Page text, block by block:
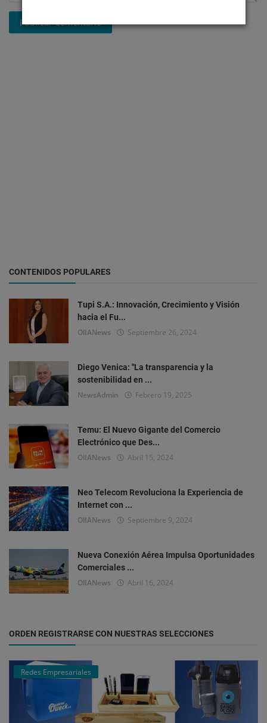
Publicar Comentario
CONTENIDOS POPULARES
Tupi S.A.: Innovación, Crecimiento y Visión
hacia el Fu...
OlIANews Septiembre 26, 2024
Diego Venica: "La transparencia y la
sostenibilidad en ...
NewsAdmin Febrero 19, 2025
Temu: El Nuevo Gigante del Comercio
Electrónico que Des...
OlIANews Abril 15, 2024
Neo Telecom Revoluciona la Experiencia de
Internet con ...
OlIANews Septiembre 9, 2024
Nueva Conexión Aérea Impulsa Oportunidades
Comerciales ...
OlIANews Abril 16, 2024
ORDEN REGISTRARSE CON NUESTRAS SELECCIONES
Redes Empresariales